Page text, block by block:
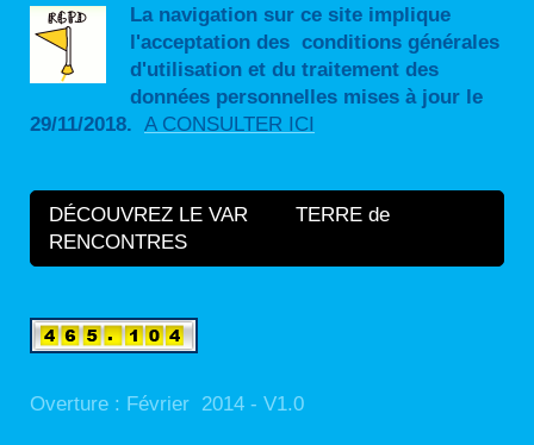
La navigation sur ce site implique
l'acceptation des conditions générales
d'utilisation et du traitement des
données personnelles mises à jour le
29/11/2018. A CONSULTER ICI
DÉCOUVREZ LE VAR TERRE de
RENCONTRES
Overture : Février 2014 - V1.0